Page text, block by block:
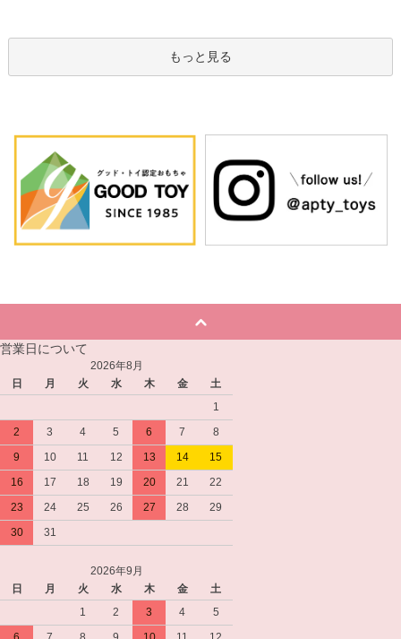
もっと見る
営業日について
2026年8月
日
月 火 水 木 金
土
1
2
3 4 5 6 7
8
9
10 11 12 13 14
15
16
17 18 19 20 21
22
23
24 25 26 27 28
29
30
31
2026年9月
日
月 火 水 木 金
土
1
2 3 4
5